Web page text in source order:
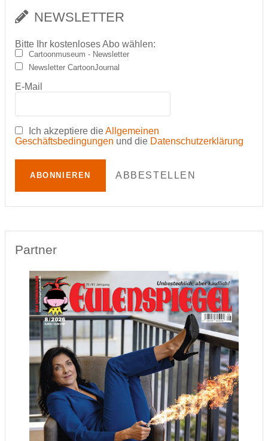
NEWSLETTER
Bitte Ihr kostenloses Abo wählen:
Cartoonmuseum - Newsletter
Newsletter CartoonJournal
E-Mail
Ich akzeptiere dieAllgemeinen
Geschäftsbedingungen und die Datenschutzerklärung
ABONNIEREN ABBESTELLEN
Partner